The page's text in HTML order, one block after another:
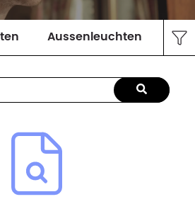
Aussenleuchten
an auto-suggest feature attached.